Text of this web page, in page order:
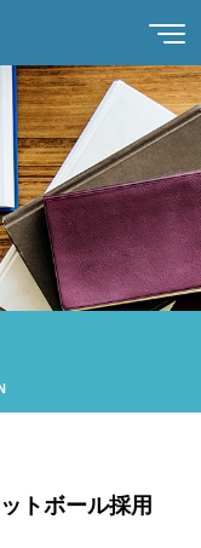
トボール採用